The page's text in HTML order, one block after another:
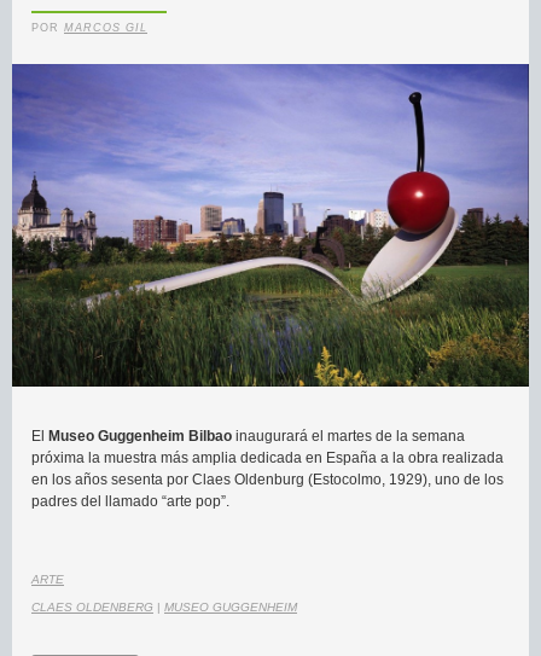
POR MARCOS GIL
El Museo Guggenheim Bilbao inaugurará el martes de la semana
próxima la muestra más amplia dedicada en España a la obra realizada
en los años sesenta por Claes Oldenburg (Estocolmo, 1929), uno de los
padres del llamado “arte pop”.
ARTE
CLAES OLDENBERG | MUSEO GUGGENHEIM